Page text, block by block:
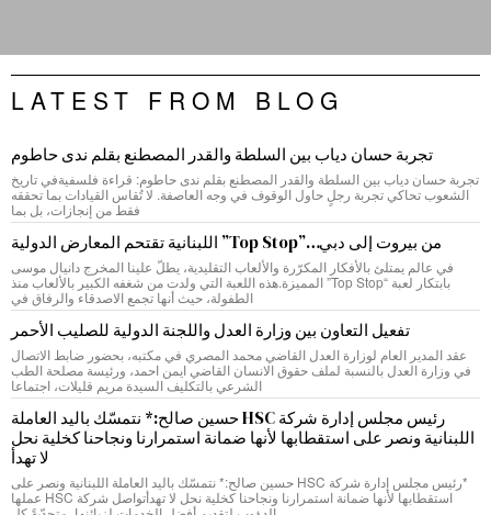
LATEST FROM BLOG
تجربة حسان دياب بين السلطة والقدر المصطنع بقلم ندى حاطوم
تجربة حسان دياب بين السلطة والقدر المصطنع بقلم ندى حاطوم: قراءة فلسفيةفي تاريخ
الشعوب تحاكي تجربة رجلٍ حاول الوقوف في وجه العاصفة. لا تُقاس القيادات بما تحققه
فقط من إنجازات، بل بما
من بيروت إلى دبي…”Top Stop” اللبنانية تقتحم المعارض الدولية
في عالم يمتلئ بالأفكار المكرّرة والألعاب التقليدية، يطلّ علينا المخرج دانيال موسى
بابتكار لعبة “Top Stop” المميزة.هذه اللعبة التي ولدت من شغفه الكبير بالألعاب منذ
الطفولة، حيث أنها تجمع الاصدقاء والرفاق في
تفعيل التعاون بين وزارة العدل واللجنة الدولية للصليب الأحمر
عقد المدير العام لوزارة العدل القاضي محمد المصري في مكتبه، بحضور ضابط الاتصال
في وزارة العدل بالنسبة لملف حقوق الانسان القاضي ايمن احمد، ورئيسة مصلحة الطب
الشرعي بالتكليف السيدة مريم قليلات، اجتماعا
رئيس مجلس إدارة شركة HSC حسين صالح:* نتمسّك باليد العاملة
اللبنانية ونصر على استقطابها لأنها ضمانة استمرارنا ونجاحنا كخلية نحل
لا تهدأ
*رئيس مجلس إدارة شركة HSC حسين صالح:* نتمسّك باليد العاملة اللبنانية ونصر على
استقطابها لأنها ضمانة استمرارنا ونجاحنا كخلية نحل لا تهدأتواصل شركة HSC عملها